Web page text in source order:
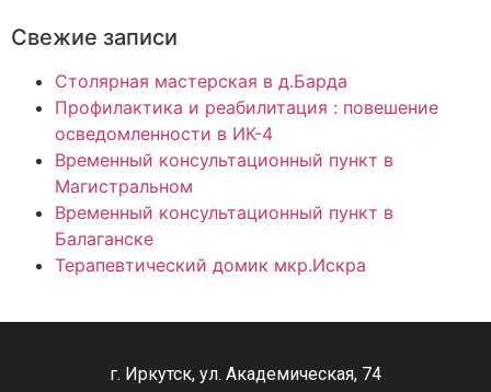
Свежие записи
Столярная мастерская в д.Барда
Профилактика и реабилитация : повешение
осведомленности в ИК-4
Временный консультационный пункт в
Магистральном
Временный консультационный пункт в
Балаганске
Терапевтический домик мкр.Искра
г. Иркутск, ул. Академическая, 74